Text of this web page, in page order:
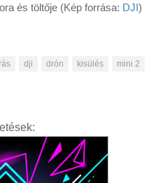
és töltője (Kép forrása: DJI)
dji drón kisülés
mini 2